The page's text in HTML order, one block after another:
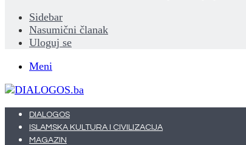
Sidebar
Nasumični članak
Uloguj se
Meni
DIALOGOS
ISLAMSKA KULTURA I CIVILIZACIJA
MAGAZIN